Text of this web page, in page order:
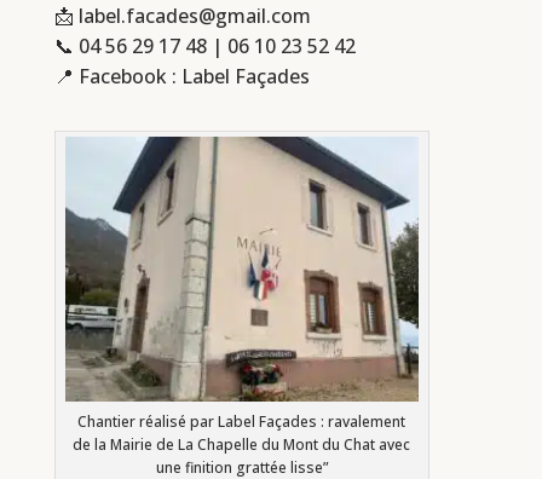
📩 label.facades@gmail.com
📞 04 56 29 17 48| 06 10 23 52 42
📍 Facebook : Label Façades
Chantier réalisé par Label Façades : ravalement
de la Mairie de La Chapelle du Mont du Chat avec
une finition grattée lisse”